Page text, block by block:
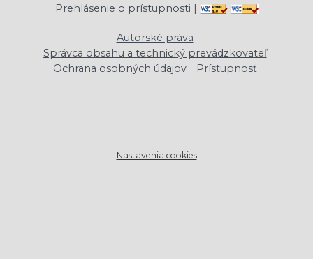
Prehlásenie o prístupnosti |
Autorské práva
Správca obsahu a technický prevádzkovateľ
Ochrana osobných údajov
Prístupnosť
Nastavenia cookies